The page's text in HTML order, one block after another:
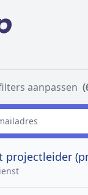
aanpassen
projectleider